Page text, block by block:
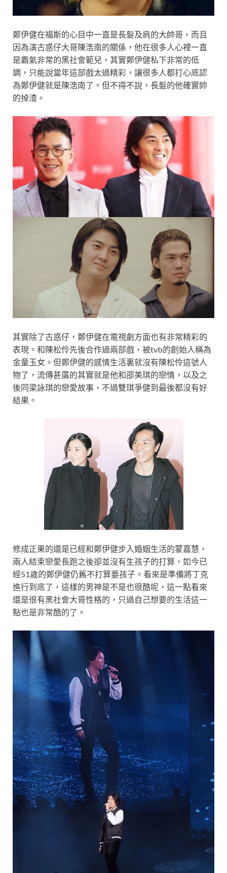
鄭伊健在福斯的心目中一直是長髮及肩的大帥哥，而且
因為演古惑仔大哥陳浩南的關係，他在很多人心裡一直
是霸氣非常的黑社會範兒，其實鄭伊健私下非常的低
調，只能說當年這部戲太過精彩，讓很多人都打心底認
為鄭伊健就是陳浩南了。但不得不說，長髮的他確實帥
的掉渣。
其實除了古惑仔，鄭伊健在電視劇方面也有非常精彩的
表現。和陳松伶先後合作過兩部戲，被tvb的創始人稱為
金童玉女。但鄭伊健的感情生活裏就沒有陳松伶這號人
物了，流傳甚廣的其實就是他和邵美琪的戀情，以及之
後同梁詠琪的戀愛故事，不過雙琪爭健到最後都沒有好
結果。
修成正果的還是已經和鄭伊健步入婚姻生活的蒙嘉慧，
兩人結束戀愛長跑之後卻並沒有生孩子的打算，如今已
經51歲的鄭伊健仍舊不打算要孩子。看來是準備將丁克
進行到底了，這樣的男神是不是也很酷呢，這一點看來
還是很有黑社會大哥性格的，只過自己想要的生活這一
點也是非常酷的了。